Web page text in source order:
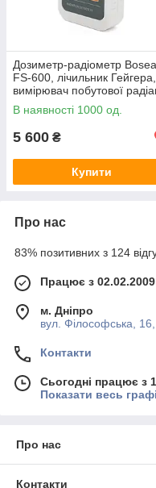
Дозиметр-радіометр
FS-600, лічильник Гейгера,
вимірювач побутової
з акумулятором, White
В наявності 1000 од.
5 600 ₴
Купити
Про нас
83% позитивних з 124
Працює з 02.02.2009
м. Дніпро
вул. Філософська,
Контакти
Сьогодні працює з
Показати весь
Про нас
Контакти